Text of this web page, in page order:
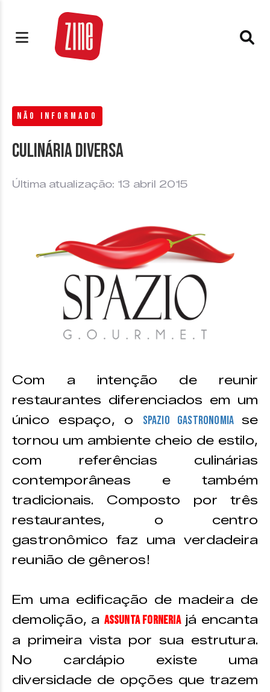
NÃO INFORMADO
Culinária diversa
Última atualização: 13 abril 2015
Com a intenção de reunir
restaurantes diferenciados em um
único espaço, o Spazio Gastronomia se
tornou um ambiente cheio de estilo,
com referências culinárias
contemporâneas e também
tradicionais. Composto por três
restaurantes, o centro
gastronômico faz uma verdadeira
reunião de gêneros!
Em uma edificação de madeira de
demolição, a Assunta Forneriajá encanta
a primeira vista por sua estrutura.
No cardápio existe uma
diversidade de opções que trazem